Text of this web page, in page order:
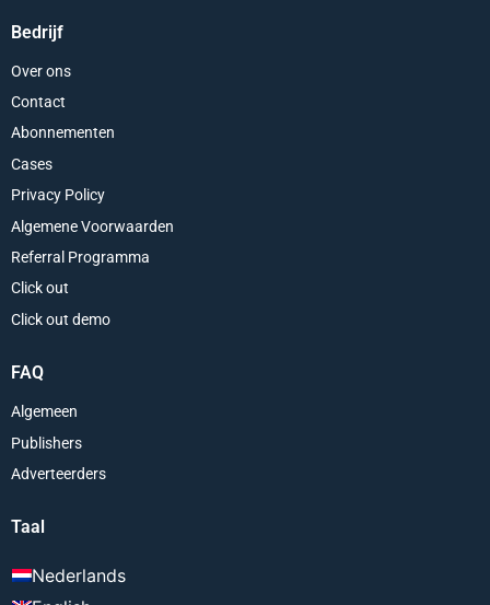
Bedrijf
Over ons
Contact
Abonnementen
Cases
Privacy Policy
Algemene Voorwaarden
Referral Programma
Click out
Click out demo
FAQ
Algemeen
Publishers
Adverteerders
Taal
Nederlands